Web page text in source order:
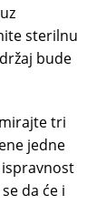
sterilnu
bude
tri
jedne
da će i